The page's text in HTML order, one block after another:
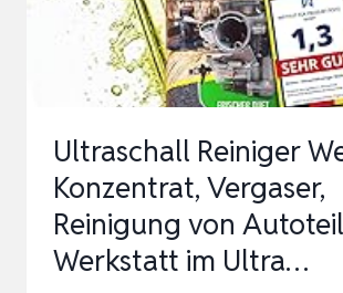
VERBRENNUNG
I
RUCKELN
ST…
Ultraschall Reiniger
Konzentrat, Vergaser,
Reinigung von
Werkstatt im Ultra…